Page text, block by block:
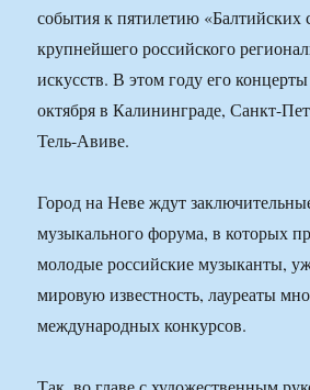
события к пятилетию «Балтийских
крупнейшего российского
искусств. В этом году его
октября в Калининграде, Санкт-
Тель-Авиве.
Город на Неве ждут
музыкального форума, в которых
молодые российские музыканты,
мировую известность, лауреаты
международных конкурсов.